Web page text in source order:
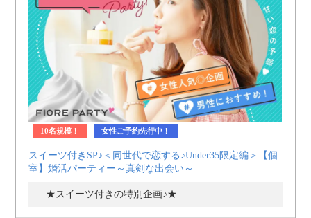
10名規模！ 女性ご予約先行中！
スイーツ付きSP♪＜同世代で恋する♪Under35限定編＞【個
室】婚活パーティー～真剣な出会い～
★スイーツ付きの特別企画♪★